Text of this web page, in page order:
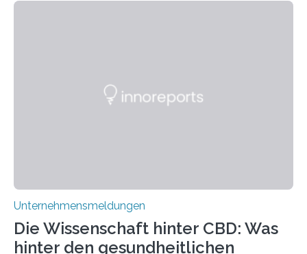
Unternehmensmeldungen
Die Wissenschaft hinter CBD: Was
hinter den gesundheitlichen